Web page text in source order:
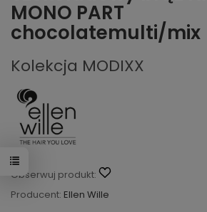
MONO PART
chocolatemulti/mix
Kolekcja MODIXX
Obserwuj produkt:
Producent: Ellen Wille